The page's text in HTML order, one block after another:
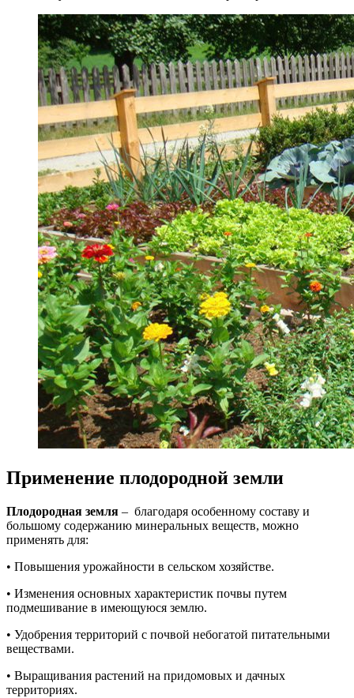
Применение плодородной земли
Плодородная земля – благодаря особенному составу и
большому содержанию минеральных веществ, можно
применять для:
• Повышения урожайности в сельском хозяйстве.
• Изменения основных характеристик почвы путем
подмешивание в имеющуюся землю.
• Удобрения территорий с почвой небогатой питательными
веществами.
• Выращивания растений на придомовых и дачных
территориях.